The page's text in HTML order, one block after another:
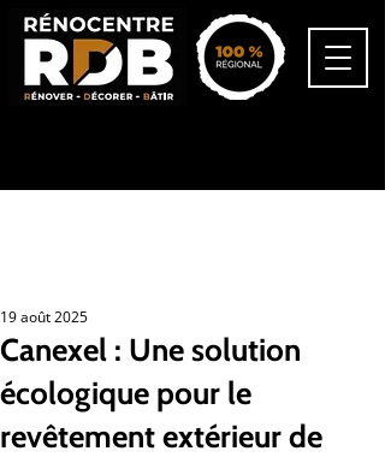
Canexel : Une solution
écologique pour le
revêtement extérieur de
19 août 2025